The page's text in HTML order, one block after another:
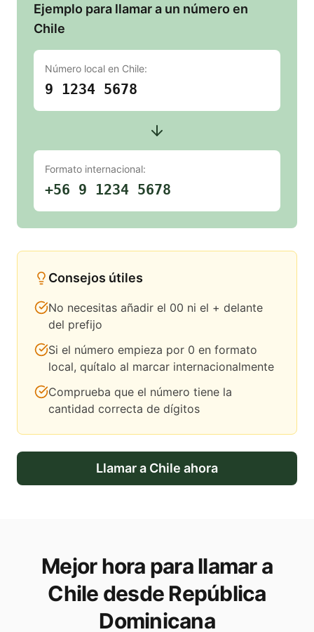
Ejemplo para llamar a un número en
Chile
Número local en Chile:
9 1234 5678
Formato internacional:
+56 9 1234 5678
Consejos útiles
No necesitas añadir el 00 ni el + delante
del prefijo
Si el número empieza por 0 en formato
local, quítalo al marcar internacionalmente
Comprueba que el número tiene la
cantidad correcta de dígitos
Llamar a Chile ahora
Mejor hora para llamar a
Chile desde República
Dominicana